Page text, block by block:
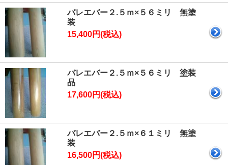
バレエバー２.５ｍ×５６ミリ 無塗
装
15,400円(税込)
バレエバー２.５ｍ×５６ミリ 塗装
品
17,600円(税込)
バレエバー２.５ｍ×６１ミリ 無塗
装
16,500円(税込)